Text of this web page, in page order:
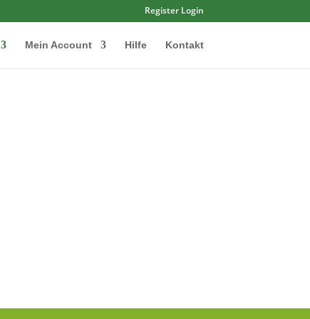
Register Login
Mein Account Hilfe Kontakt